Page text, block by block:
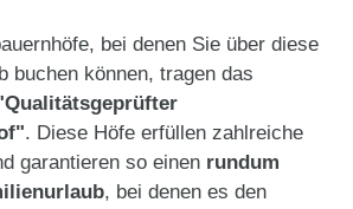
bei denen Sie über diese
buchen können, tragen das
. Diese Höfe erfüllen zahlreiche
garantieren so einen rundum
, bei denen es den